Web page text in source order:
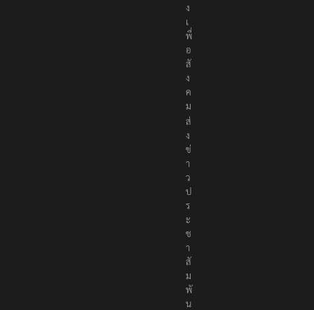
ง
เ
พื่
อ
สั
ง
ค
ม
ส่
ง
ข่
า
ว
ป
ร
ะ
ช
า
สั
ม
พั
น